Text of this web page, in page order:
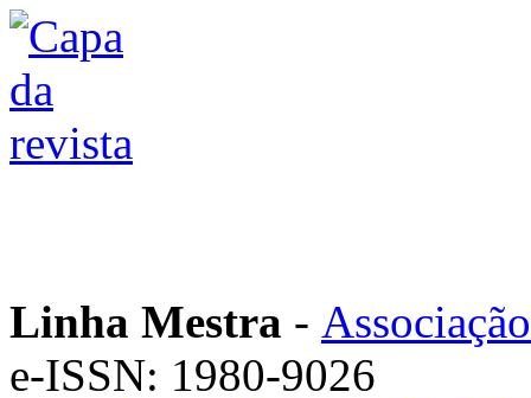
Linha Mestra -
e-ISSN: 1980-9026